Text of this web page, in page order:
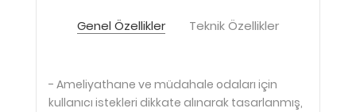
Genel Özellikler Teknik Özellikler
- Ameliyathane ve müdahale odaları için
kullanıcı istekleri dikkate alınarak tasarlanmış,